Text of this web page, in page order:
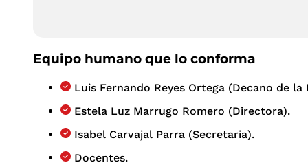
Equipo humano que lo conforma
Luis Fernando Reyes Ortega (Decano de
Estela Luz Marrugo Romero (Directora).
Isabel Carvajal Parra (Secretaria).
Docentes.